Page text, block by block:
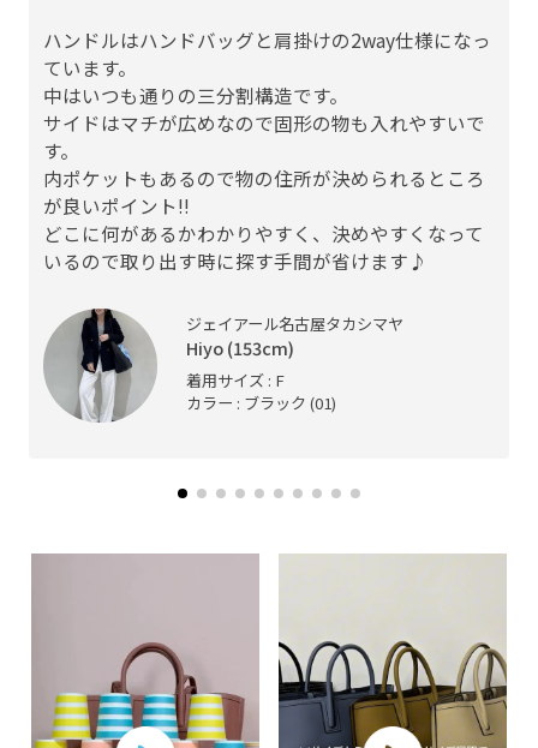
ハンドルはハンドバッグと肩掛けの2way仕様になっ
ています。
中はいつも通りの三分割構造です。
サイドはマチが広めなので固形の物も入れやすいで
す。
内ポケットもあるので物の住所が決められるところ
が良いポイント‼︎
どこに何があるかわかりやすく、決めやすくなって
いるので取り出す時に探す手間が省けます♪
ジェイアール名古屋タカシマヤ
Hiyo (153cm)
着用サイズ : F
カラー : ブラック (01)